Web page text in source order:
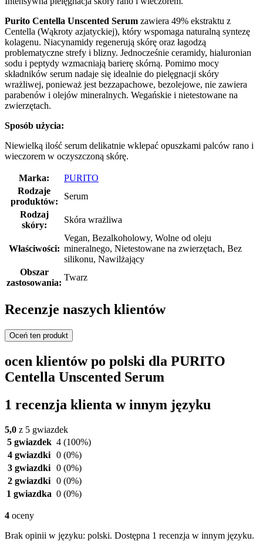
Purito Centella Unscented Serum zawiera 49% ekstraktu z
Centella (Wąkroty azjatyckiej), który wspomaga naturalną syntezę
kolagenu. Niacynamidy regenerują skórę oraz łagodzą
problematyczne strefy i blizny. Jednocześnie ceramidy, hialuronian
sodu i peptydy wzmacniają barierę skórną. Pomimo mocy
składników serum nadaje się idealnie do pielęgnacji skóry
wrażliwej, ponieważ jest bezzapachowe, bezolejowe, nie zawiera
parabenów i olejów mineralnych. Wegańskie i nietestowane na
zwierzętach.
Sposób użycia:
Niewielką ilość serum delikatnie wklepać opuszkami palców rano i
wieczorem w oczyszczoną skórę.
Marka:
PURITO
Rodzaje
produktów:
Serum
Rodzaj
skóry:
Skóra wrażliwa
Właściwości:
Vegan, Bezalkoholowy, Wolne od oleju
mineralnego, Nietestowane na zwierzętach, Bez
silikonu, Nawilżający
Obszar
zastosowania:
Twarz
Recenzje naszych klientów
Oceń ten produkt
ocen klientów po polski dla PURITO
Centella Unscented Serum
1 recenzja klienta w innym języku
5,0 z 5 gwiazdek
5 gwiazdek 4 (100%)
4 gwiazdki 0 (0%)
3 gwiazdki 0 (0%)
2 gwiazdki 0 (0%)
1 gwiazdka 0 (0%)
4 oceny
Brak opinii w języku: polski. Dostępna 1 recenzja w innym języku.